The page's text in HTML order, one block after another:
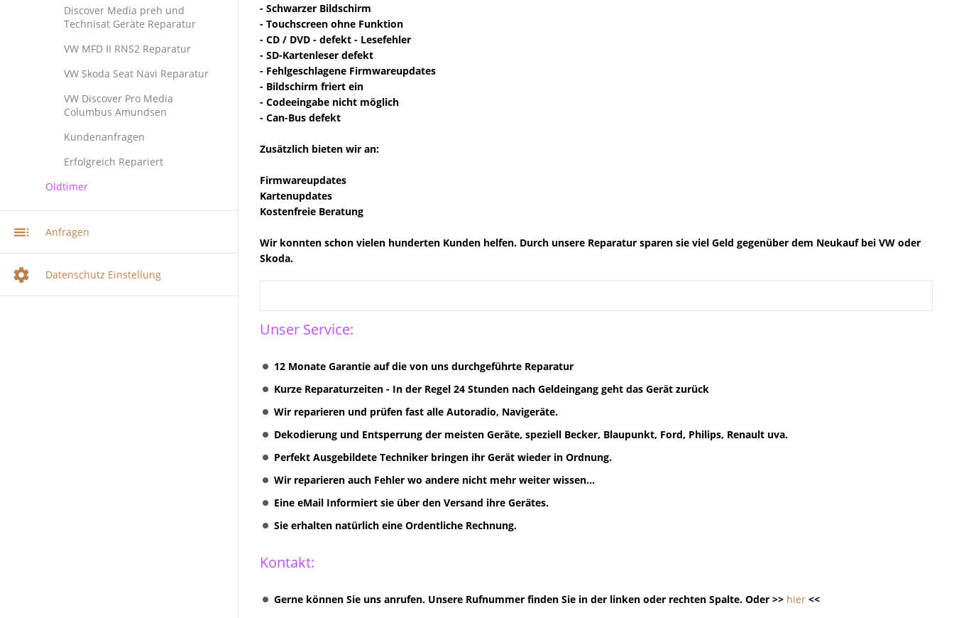
Discover Media preh und
Technisat Geräte Reparatur
VW MFD II RNS2 Reparatur
VW Skoda Seat Navi Reparatur
VW Discover Pro Media
Columbus Amundsen
Kundenanfragen
Erfolgreich Repariert
Oldtimer
Anfragen
Datenschutz Einstellung
- Schwarzer Bildschirm
- Touchscreen ohne Funktion
- CD / DVD - defekt - Lesefehler
- SD-Kartenleser defekt
- Fehlgeschlagene Firmwareupdates
- Bildschirm friert ein
- Codeeingabe nicht möglich
- Can-Bus defekt
Zusätzlich bieten wir an:
Firmwareupdates
Kartenupdates
Kostenfreie Beratung
Wir konnten schon vielen hunderten Kunden helfen. Durch unsere Reparatur sparen sie viel Geld gegenüber dem Neukauf bei VW oder
Skoda.
Unser Service:
12 Monate Garantie auf die von uns durchgeführte Reparatur
Kurze Reparaturzeiten - In der Regel 24 Stunden nach Geldeingang geht das Gerät zurück
Wir reparieren und prüfen fast alle Autoradio, Navigeräte.
Dekodierung und Entsperrung der meisten Geräte, speziell Becker, Blaupunkt, Ford, Philips, Renault uva.
Perfekt Ausgebildete Techniker bringen ihr Gerät wieder in Ordnung.
Wir reparieren auch Fehler wo andere nicht mehr weiter wissen...
Eine eMail Informiert sie über den Versand ihre Gerätes.
Sie erhalten natürlich eine Ordentliche Rechnung.
Kontakt:
Gerne können Sie uns anrufen. Unsere Rufnummer finden Sie in der linken oder rechten Spalte. Oder >> hier <<